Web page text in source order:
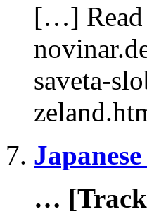
[…] Read
saveta-
…